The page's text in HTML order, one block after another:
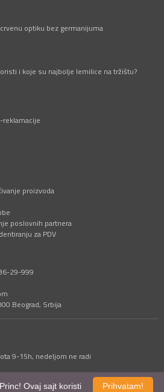
optiku bez germanijuma
i koje su najbolje lemilice na tržištu?
proizvoda
poslovnih partnera
za PDV
29-999
Beograd, Srbija
9-15h, nedeljom ne radi
Prihvatam!
Ovaj sajt koristi